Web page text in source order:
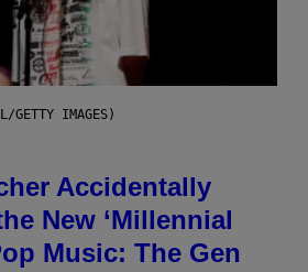
GETTY IMAGES)
Accidentally
New ‘Millennial
Music: The Gen